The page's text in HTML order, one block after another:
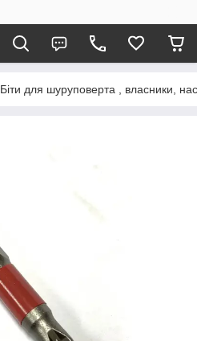
Біти для шуруповерта , власники,